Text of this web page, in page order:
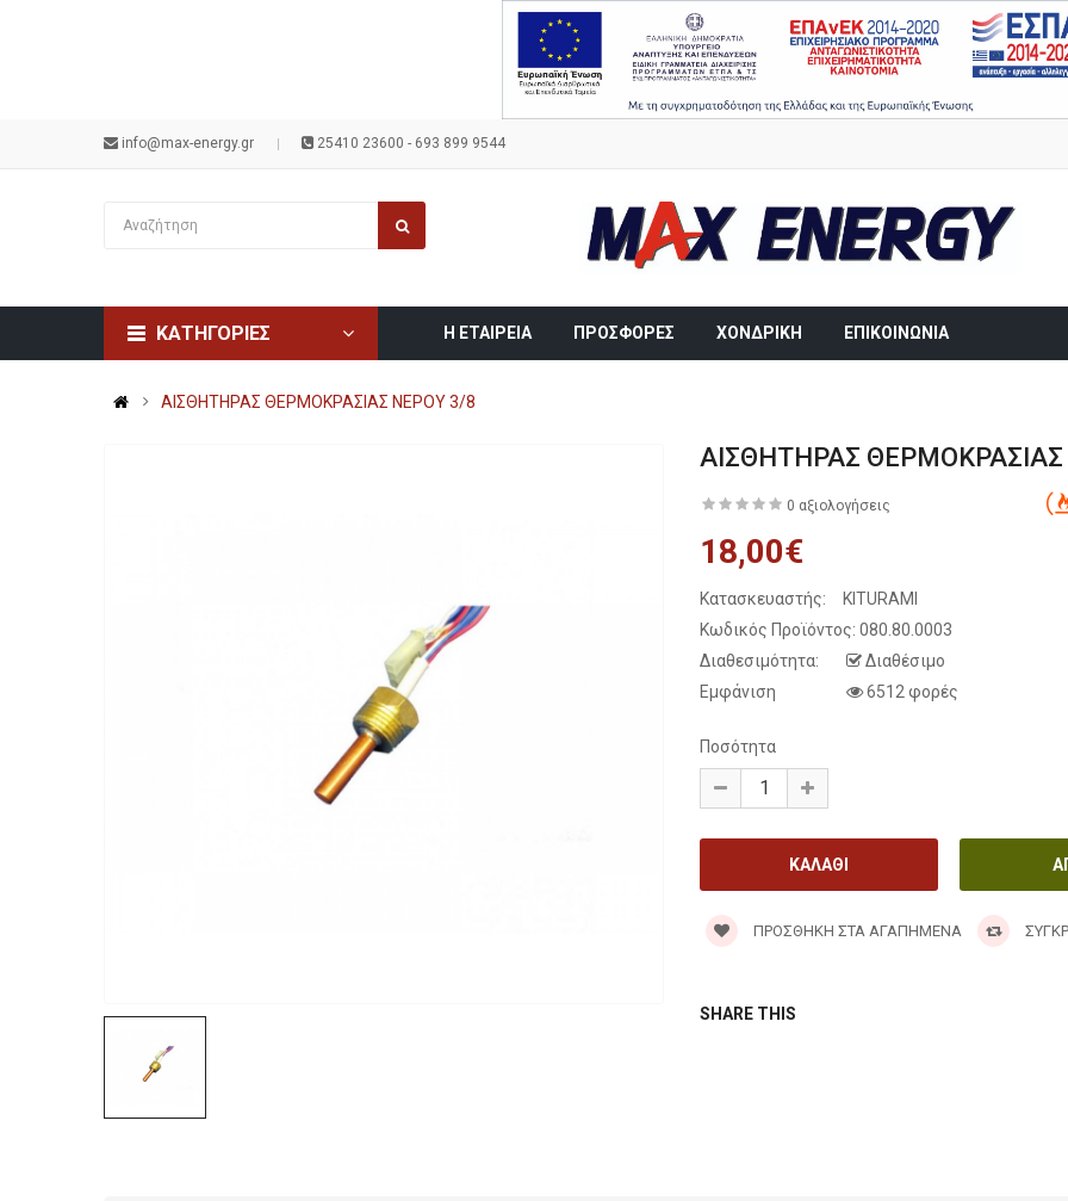
info@max-energy.gr 25410 23600 - 693 899 9544
ΚΑΤΗΓΟΡΙΕΣ Η ΕΤΑΙΡΕΙΑ ΠΡΟΣΦΟΡΕΣ ΧΟΝΔΡΙΚΗ ΕΠΙΚΟΙΝΩΝΙΑ
ΑΙΣΘΗΤΗΡΑΣ ΘΕΡΜΟΚΡΑΣΙΑΣ ΝΕΡΟΥ 3/8
ΑΙΣΘΗΤΗΡΑΣ
0 αξιολογήσεις
18,00€
Κατασκευαστής:
KITURAMI
Κωδικός Προϊόντος: 080.80.0003
Διαθεσιμότητα:
Διαθέσιμο
Εμφάνιση
6512 φορές
Ποσότητα
ΠΡΟΣΘΉΚΗ ΣΤΑ ΑΓΑΠΗΜΈΝΑ
SHARE THIS